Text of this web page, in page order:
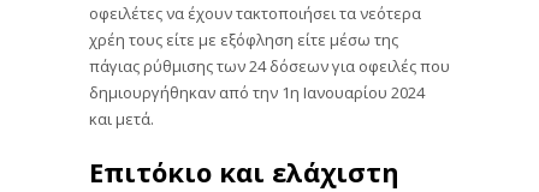
οφειλέτες να έχουν τακτοποιήσει τα νεότερα
χρέη τους είτε με εξόφληση είτε μέσω της
πάγιας ρύθμισης των 24 δόσεων για οφειλές που
δημιουργήθηκαν από την 1η Ιανουαρίου 2024
και μετά.
Επιτόκιο και ελάχιστη